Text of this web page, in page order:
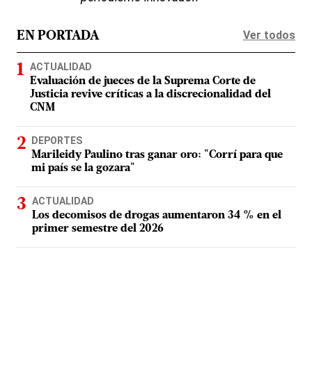
EN PORTADA Ver todos
ACTUALIDAD
Evaluación de jueces de la Suprema Corte de
Justicia revive críticas a la discrecionalidad del
CNM
DEPORTES
Marileidy Paulino tras ganar oro: "Corrí para que
mi país se la gozara"
ACTUALIDAD
Los decomisos de drogas aumentaron 34 % en el
primer semestre del 2026